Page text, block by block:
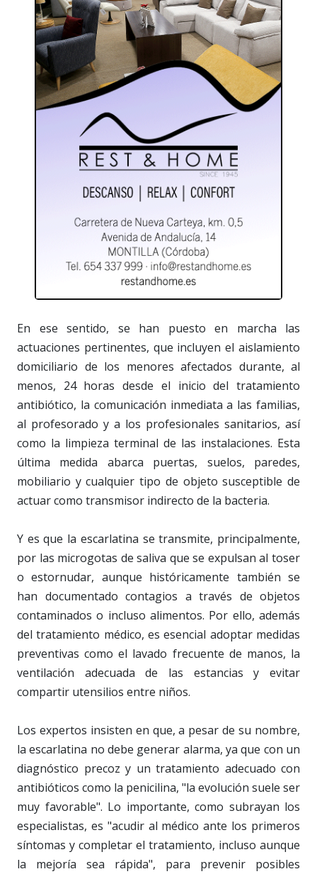
En ese sentido, se han puesto en marcha las
actuaciones pertinentes, que incluyen el aislamiento
domiciliario de los menores afectados durante, al
menos, 24 horas desde el inicio del tratamiento
antibiótico, la comunicación inmediata a las familias,
al profesorado y a los profesionales sanitarios, así
como la limpieza terminal de las instalaciones. Esta
última medida abarca puertas, suelos, paredes,
mobiliario y cualquier tipo de objeto susceptible de
actuar como transmisor indirecto de la bacteria.
Y es que la escarlatina se transmite, principalmente,
por las microgotas de saliva que se expulsan al toser
o estornudar, aunque históricamente también se
han documentado contagios a través de objetos
contaminados o incluso alimentos. Por ello, además
del tratamiento médico, es esencial adoptar medidas
preventivas como el lavado frecuente de manos, la
ventilación adecuada de las estancias y evitar
compartir utensilios entre niños.
Los expertos insisten en que, a pesar de su nombre,
la escarlatina no debe generar alarma, ya que con un
diagnóstico precoz y un tratamiento adecuado con
antibióticos como la penicilina, "la evolución suele ser
muy favorable". Lo importante, como subrayan los
especialistas, es "acudir al médico ante los primeros
síntomas y completar el tratamiento, incluso aunque
la mejoría sea rápida", para prevenir posibles